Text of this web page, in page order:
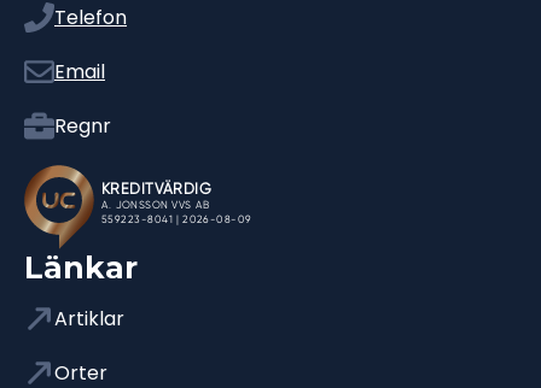
Telefon
Email
Regnr
Länkar
Artiklar
Orter